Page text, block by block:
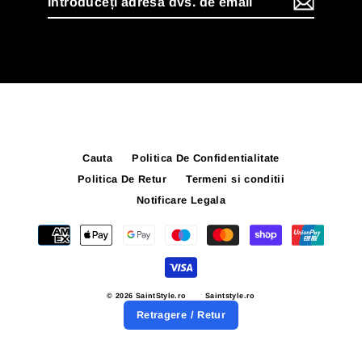
adresa
Cauta
Politica De Confidentialitate
Politica De Retur
Termeni si conditii
Notificare Legala
© 2026 SaintStyle.ro Saintstyle.ro
Retragere / Retur